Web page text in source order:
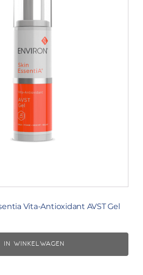
Vita-Antioxidant AVST Gel
IN WINKELWAGEN